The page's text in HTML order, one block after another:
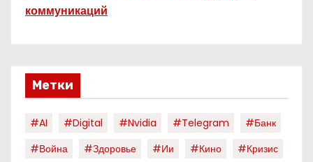
коммуникаций
Метки
#AI #digital #nvidia #telegram
#банк
#война
#здоровье #ии #кино
#кризис